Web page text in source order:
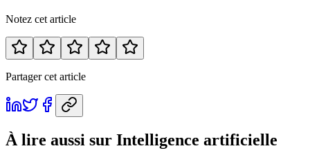
Notez cet article
Partager cet article
À lire aussi sur Intelligence artificielle